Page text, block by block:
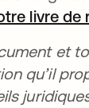
livre de
et
qu’il